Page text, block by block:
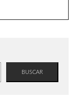
BUSCAR